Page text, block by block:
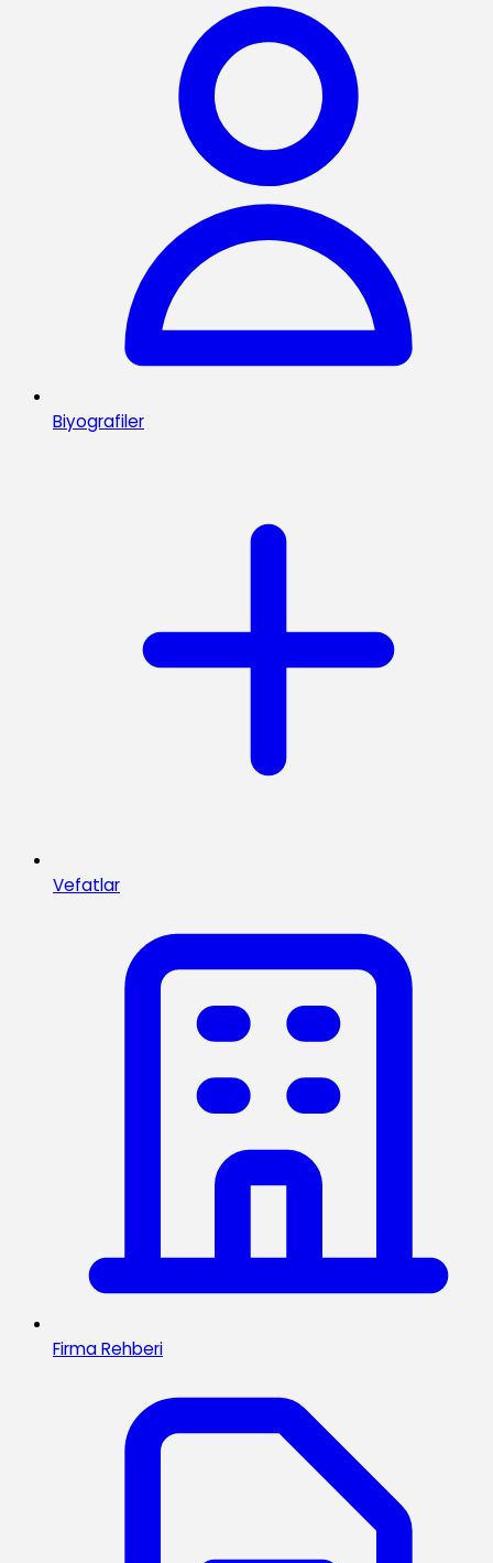
Biyografiler
Vefatlar
Firma Rehberi